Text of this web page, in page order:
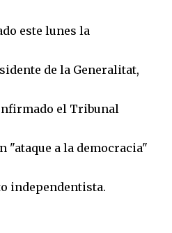
este lunes la
de la Generalitat,
el Tribunal
"ataque a la democracia"
independentista.